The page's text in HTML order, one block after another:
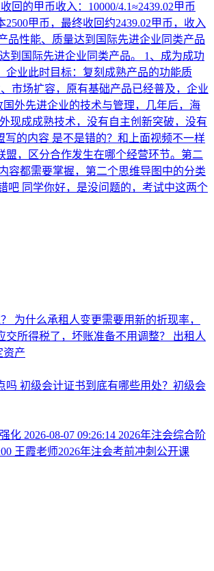
回的甲币收入：10000/4.1≈2439.02甲币
甲币，最终收回约2439.02甲币，收入
品性能、质量达到国际先进企业同类产品
到国际先进企业同类产品。 1、成为成功
企业此时目标：复刻成熟产品的功能质
市场扩容，原有基础产品已经普及，企业
外先进企业的技术与管理，几年后，海
现成成熟技术，没有自主创新突破，没有
写的内容 是不是错的？和上面视频不一样
，区分合作发生在哪个经营环节。 ​ 第二
容都需要掌握，第二个思维导图中的分类
吧 同学你好，是没问题的，考试中这两个
为什么承租人变更需要用新的折现率，
所得税了，坏账准备不用调整？ 出租人
资产
吗 初级会计证书到底有哪些用处？初级会
化 2026-08-07 09:26:14 2026年注会综合阶
王霞老师2026年注会考前冲刺公开课